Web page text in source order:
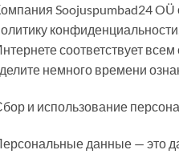
Soojuspumbad24
соответствует
немного времени
и использование
данные — это